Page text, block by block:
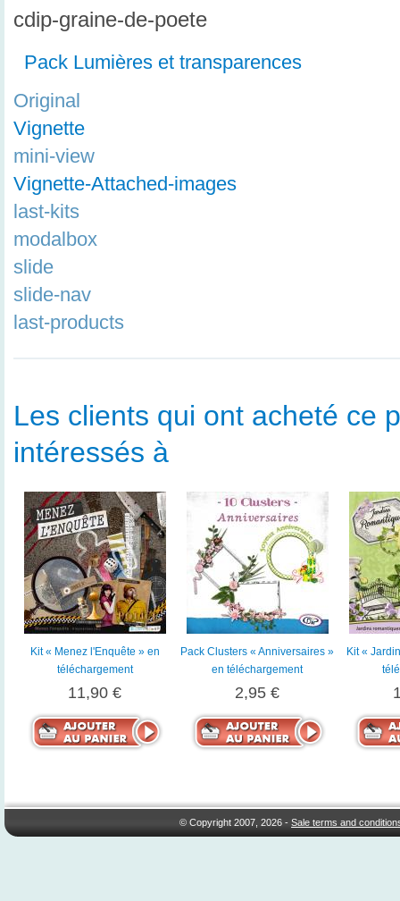
cdip-graine-de-poete
Pack Lumières et transparences
Original
Vignette
mini-view
Vignette-Attached-images
last-kits
modalbox
slide
slide-nav
last-products
Les clients qui ont acheté ce
intéressés à
Kit « Menez l'Enquête » en
téléchargement
11,90 €
Pack Clusters « Anniversaires »
en téléchargement
2,95 €
Kit «
© Copyright 2007, 2026 -Sale terms and